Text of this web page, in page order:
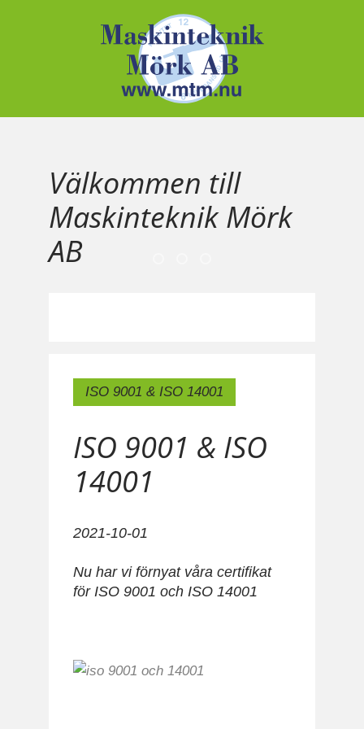
Välkommen till
Maskinteknik Mörk
AB
Europeiska kunder.
Vi leverar idag till Kunder i hela
Sverige och även till såväl Baltikum
ISO 9001 & ISO 14001
ISO 9001 & ISO
14001
2021-10-01
Nu har vi förnyat våra certifikat
för ISO 9001 och ISO 14001